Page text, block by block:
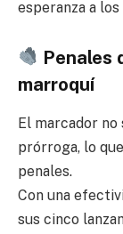
esperanza a los
Penales
marroquí
El marcador
prórroga, lo
penales.
Con una
sus cinco